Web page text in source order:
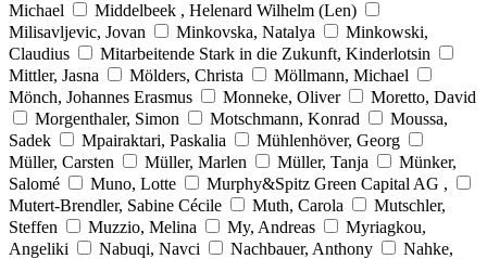
Michael
Middelbeek , Helenard Wilhelm (Len)
Milisavljevic, Jovan
Minkovska, Natalya
Minkowski,
Claudius
Mitarbeitende Stark in die Zukunft, Kinderlotsin
Mittler, Jasna
Mölders, Christa
Möllmann, Michael
Mönch, Johannes Erasmus
Monneke, Oliver
Moretto, David
Morgenthaler, Simon
Motschmann, Konrad
Moussa,
Sadek
Mpairaktari, Paskalia
Mühlenhöver, Georg
Müller, Carsten
Müller, Marlen Müller, Tanja
Münker,
Salomé
Muno, Lotte
Murphy&Spitz Green Capital AG ,
Mutert-Brendler, Sabine Cécile
Muth, Carola
Mutschler,
Steffen
Muzzio, Melina My, Andreas
Myriagkou,
Angeliki
Nabuqi, Navci Nachbauer, Anthony
Nahke,